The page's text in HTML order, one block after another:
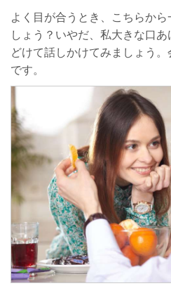
よく目が合うとき、こちらか
しょう？いやだ、私大きな口
どけて話しかけてみましょう
です。